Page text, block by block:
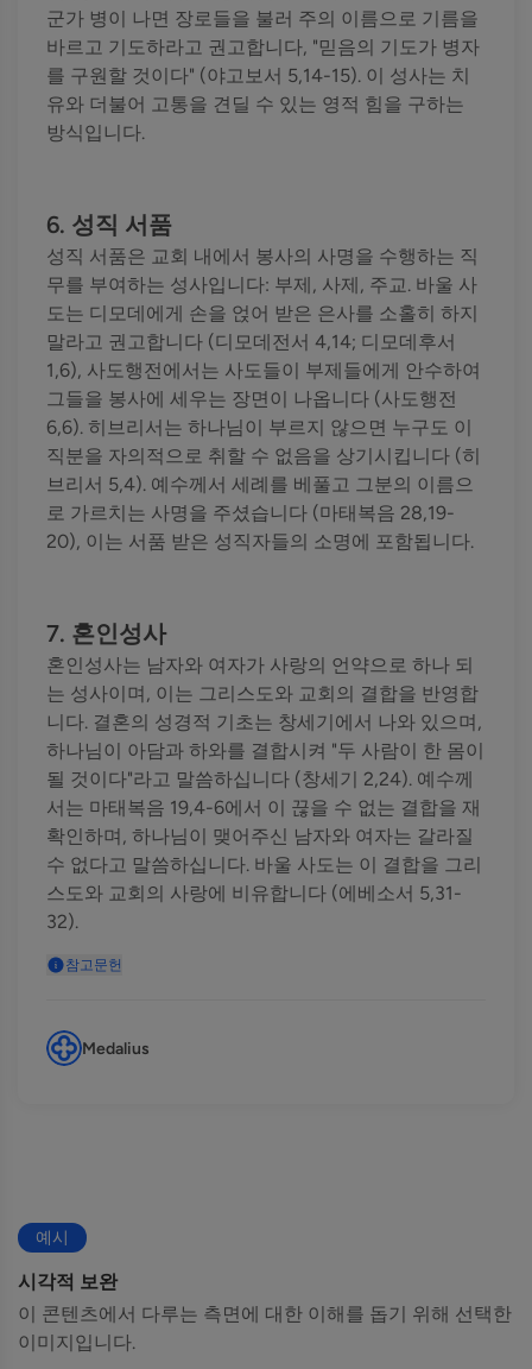
군가 병이 나면 장로들을 불러 주의 이름으로 기름을
바르고 기도하라고 권고합니다, "믿음의 기도가 병자
를 구원할 것이다" (야고보서 5,14-15). 이 성사는 치
유와 더불어 고통을 견딜 수 있는 영적 힘을 구하는
방식입니다.
6. 성직 서품
성직 서품은 교회 내에서 봉사의 사명을 수행하는 직
무를 부여하는 성사입니다: 부제, 사제, 주교. 바울 사
도는 디모데에게 손을 얹어 받은 은사를 소홀히 하지
말라고 권고합니다 (디모데전서 4,14; 디모데후서
1,6), 사도행전에서는 사도들이 부제들에게 안수하여
그들을 봉사에 세우는 장면이 나옵니다 (사도행전
6,6). 히브리서는 하나님이 부르지 않으면 누구도 이
직분을 자의적으로 취할 수 없음을 상기시킵니다 (히
브리서 5,4). 예수께서 세례를 베풀고 그분의 이름으
로 가르치는 사명을 주셨습니다 (마태복음 28,19-
20), 이는 서품 받은 성직자들의 소명에 포함됩니다.
7. 혼인성사
혼인성사는 남자와 여자가 사랑의 언약으로 하나 되
는 성사이며, 이는 그리스도와 교회의 결합을 반영합
니다. 결혼의 성경적 기초는 창세기에서 나와 있으며,
하나님이 아담과 하와를 결합시켜 "두 사람이 한 몸이
될 것이다"라고 말씀하십니다 (창세기 2,24). 예수께
서는 마태복음 19,4-6에서 이 끊을 수 없는 결합을 재
확인하며, 하나님이 맺어주신 남자와 여자는 갈라질
수 없다고 말씀하십니다. 바울 사도는 이 결합을 그리
스도와 교회의 사랑에 비유합니다 (에베소서 5,31-
32).
참고문헌
Medalius
예시
시각적 보완
이 콘텐츠에서 다루는 측면에 대한 이해를 돕기 위해 선택한
이미지입니다.